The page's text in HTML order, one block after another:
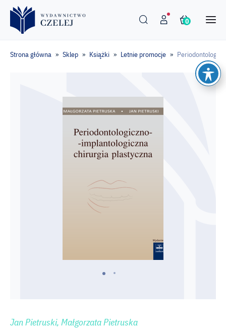
0
Strona główna » Sklep » Książki » Letnie promocje »
Jan Pietruski, Małgorzata Pietruska